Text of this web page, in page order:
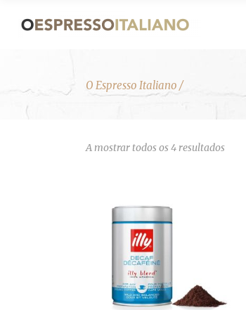
O Espresso Italiano /
A mostrar todos os 4 resultados